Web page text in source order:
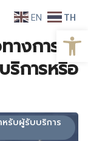
งการ
ริการหรือ
รับผู้รับบริการ
EN TH